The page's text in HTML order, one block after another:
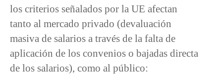
los criterios señalados por la UE afectan
tanto al mercado privado (devaluación
masiva de salarios a través de la falta de
aplicación de los convenios o bajadas directa
de los salarios), como al público: